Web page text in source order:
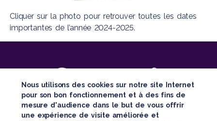
Cliquer sur la photo pour retrouver toutes les dates
importantes de l’année 2024-2025.
SUIVEZ TOUTE NOTRE ACTUALITÉ
Nous utilisons des cookies sur notre site Internet
pour son bon fonctionnement et à des fins de
mesure d'audience dans le but de vous offrir
une expérience de visite améliorée et